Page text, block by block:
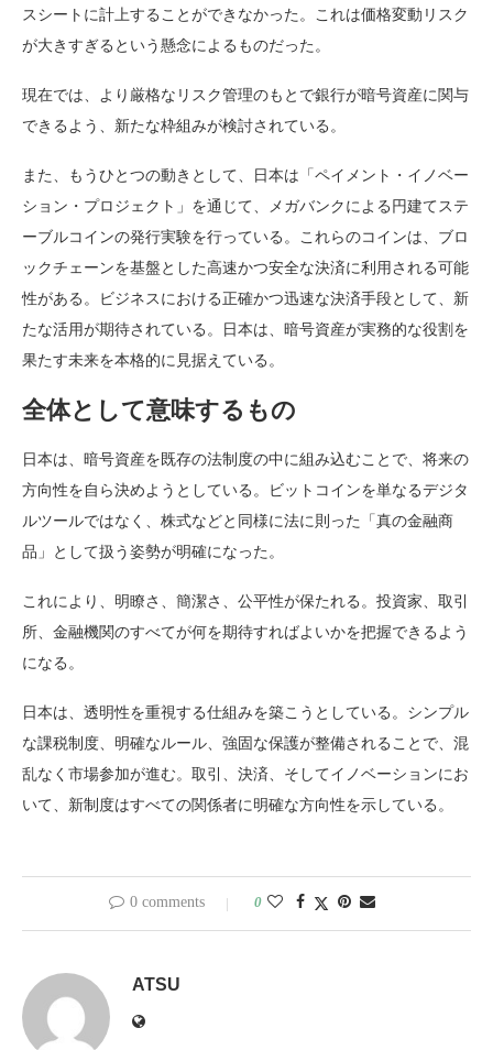
スシートに計上することができなかった。これは価格変動リスク
が大きすぎるという懸念によるものだった。
現在では、より厳格なリスク管理のもとで銀行が暗号資産に関与
できるよう、新たな枠組みが検討されている。
また、もうひとつの動きとして、日本は「ペイメント・イノベー
ション・プロジェクト」を通じて、メガバンクによる円建てステ
ーブルコインの発行実験を行っている。これらのコインは、ブロ
ックチェーンを基盤とした高速かつ安全な決済に利用される可能
性がある。ビジネスにおける正確かつ迅速な決済手段として、新
たな活用が期待されている。日本は、暗号資産が実務的な役割を
果たす未来を本格的に見据えている。
全体として意味するもの
日本は、暗号資産を既存の法制度の中に組み込むことで、将来の
方向性を自ら決めようとしている。ビットコインを単なるデジタ
ルツールではなく、株式などと同様に法に則った「真の金融商
品」として扱う姿勢が明確になった。
これにより、明瞭さ、簡潔さ、公平性が保たれる。投資家、取引
所、金融機関のすべてが何を期待すればよいかを把握できるよう
になる。
日本は、透明性を重視する仕組みを築こうとしている。シンプル
な課税制度、明確なルール、強固な保護が整備されることで、混
乱なく市場参加が進む。取引、決済、そしてイノベーションにお
いて、新制度はすべての関係者に明確な方向性を示している。
0 comments 0
ATSU